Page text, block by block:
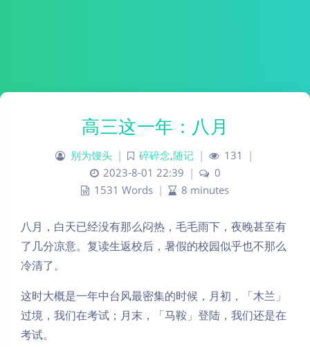
高三这一年：八月
别为馒头 碎碎念,随记 131
2023-8-01 22:39
0
1531 Words
8 minutes
八月，白天已经没有那么闷热，毛毛雨下，夜晚甚至有
了几分凉意。复读生返校后，暑假的校园似乎也不那么
冷清了。
这时大概是一年中台风最密集的时候，月初，「木兰」
过境，我们在考试；月末，「马鞍」登陆，我们还是在
考试。